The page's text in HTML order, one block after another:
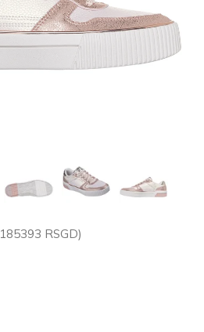
185393 RSGD)